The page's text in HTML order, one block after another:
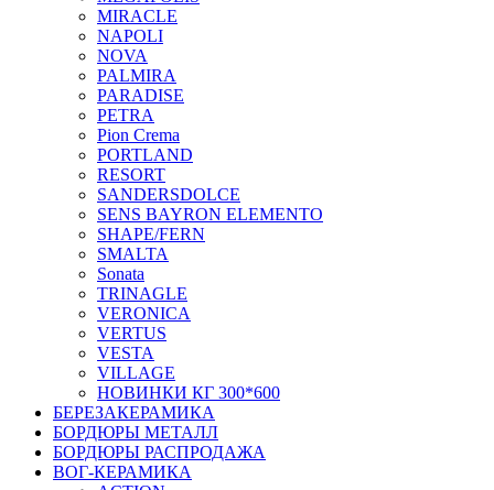
MIRACLE
NAPOLI
NOVA
PALMIRA
PARADISE
PETRA
Pion Crema
PORTLAND
RESORT
SANDERSDOLCE
SENS BAYRON ELEMENTO
SHAPE/FERN
SMALTA
Sonata
TRINAGLE
VERONICA
VERTUS
VESTA
VILLAGE
НОВИНКИ КГ 300*600
БЕРЕЗАКЕРАМИКА
БОРДЮРЫ МЕТАЛЛ
БОРДЮРЫ РАСПРОДАЖА
ВОГ-КЕРАМИКА